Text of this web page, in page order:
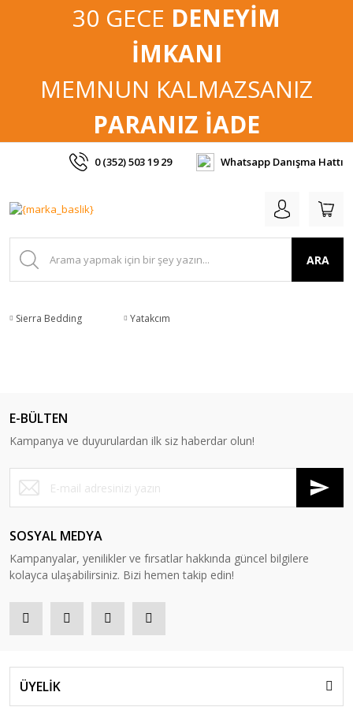
30 GECE DENEYİM
İMKANI
MEMNUN KALMAZSANIZ
PARANIZ İADE
0 (352) 503 19 29 Whatsapp Danışma Hattı
ARA
Sierra Bedding Yatakcım
E-BÜLTEN
Kampanya ve duyurulardan ilk siz haberdar olun!
SOSYAL MEDYA
Kampanyalar, yenilikler ve fırsatlar hakkında güncel bilgilere
kolayca ulaşabilirsiniz. Bizi hemen takip edin!
ÜYELİK